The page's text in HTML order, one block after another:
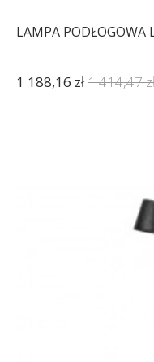
LAMPA PODŁOGOWA
1 188,16 zł1 414,47